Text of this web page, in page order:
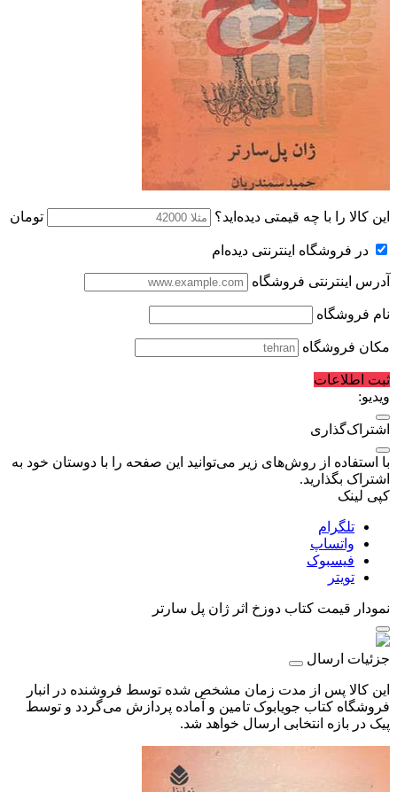
این کالا را با چه قیمتی دیده‌اید؟ تومان
در فروشگاه اینترنتی دیده‌ام
آدرس اینترنتی فروشگاه
نام فروشگاه
مکان فروشگاه
ثبت اطلاعات
ویدیو:
اشتراک‌گذاری
با استفاده از روش‌های زیر می‌توانید این صفحه را با دوستان خود به
اشتراک بگذارید.
کپی لینک
تلگرام
واتساپ
فیسبوک
تویتر
نمودار قیمت کتاب دوزخ اثر ژان پل سارتر
جزئیات ارسال
این کالا پس از مدت زمان مشخص شده توسط فروشنده در انبار
فروشگاه کتاب جویابوک تامین و آماده پردازش می‌گردد و توسط
پیک در بازه انتخابی ارسال خواهد شد.